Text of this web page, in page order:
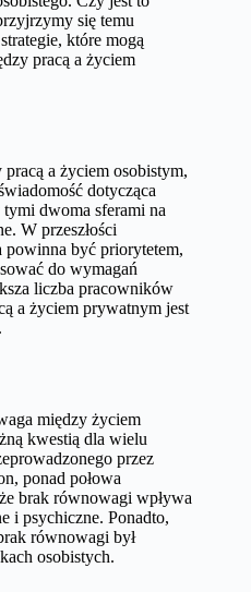
się temu
które mogą
pracą a życiem
a życiem osobistym,
dotycząca
dwoma sferami na
W przeszłości
powinna być priorytetem,
do wymagań
liczba pracowników
a życiem prywatnym jest
między życiem
kwestią dla wielu
przez
ponad połowa
brak równowagi wpływa
i psychiczne. Ponadto,
równowagi był
osobistych.